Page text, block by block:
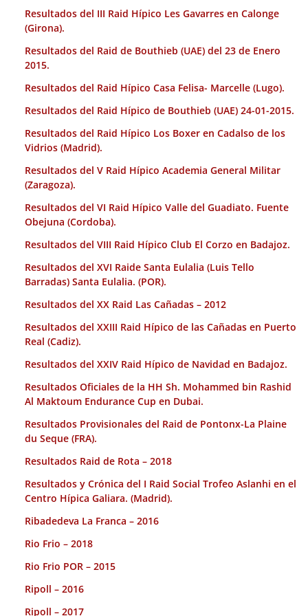
Resultados del III Raid Hípico Les Gavarres en Calonge
(Girona).
Resultados del Raid de Bouthieb (UAE) del 23 de Enero
2015.
Resultados del Raid Hípico Casa Felisa- Marcelle (Lugo).
Resultados del Raid Hípico de Bouthieb (UAE) 24-01-2015.
Resultados del Raid Hípico Los Boxer en Cadalso de los
Vidrios (Madrid).
Resultados del V Raid Hípico Academia General Militar
(Zaragoza).
Resultados del VI Raid Hípico Valle del Guadiato. Fuente
Obejuna (Cordoba).
Resultados del VIII Raid Hípico Club El Corzo en Badajoz.
Resultados del XVI Raide Santa Eulalia (Luis Tello
Barradas) Santa Eulalia. (POR).
Resultados del XX Raid Las Cañadas – 2012
Resultados del XXIII Raid Hípico de las Cañadas en Puerto
Real (Cadiz).
Resultados del XXIV Raid Hípico de Navidad en Badajoz.
Resultados Oficiales de la HH Sh. Mohammed bin Rashid
Al Maktoum Endurance Cup en Dubai.
Resultados Provisionales del Raid de Pontonx-La Plaine
du Seque (FRA).
Resultados Raid de Rota – 2018
Resultados y Crónica del I Raid Social Trofeo Aslanhi en el
Centro Hípica Galiara. (Madrid).
Ribadedeva La Franca – 2016
Rio Frio – 2018
Rio Frio POR – 2015
Ripoll – 2016
Ripoll – 2017